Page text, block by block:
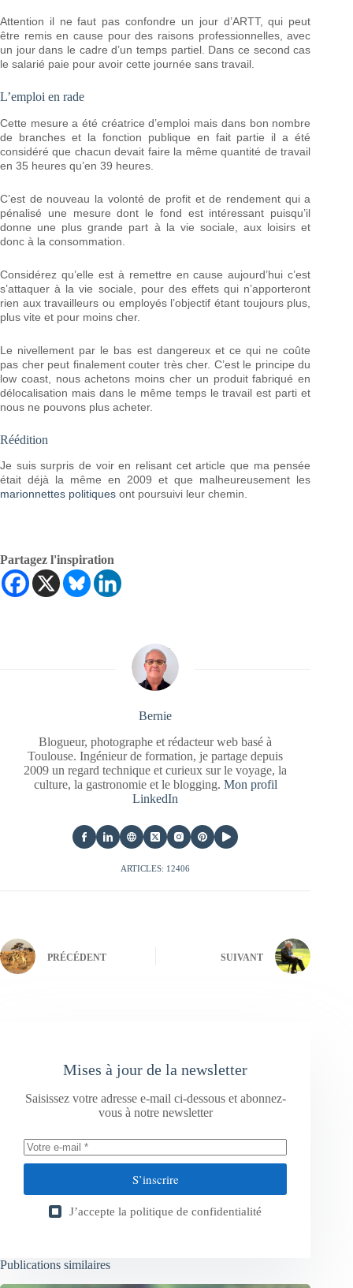
Attention il ne faut pas confondre un jour d’ARTT, qui peut
être remis en cause pour des raisons professionnelles, avec
un jour dans le cadre d’un temps partiel. Dans ce second cas
le salarié paie pour avoir cette journée sans travail.
L’emploi en rade
Cette mesure a été créatrice d’emploi mais dans bon nombre
de branches et la fonction publique en fait partie il a été
considéré que chacun devait faire la même quantité de travail
en 35 heures qu’en 39 heures.
C’est de nouveau la volonté de profit et de rendement qui a
pénalisé une mesure dont le fond est intéressant puisqu’il
donne une plus grande part à la vie sociale, aux loisirs et
donc à la consommation.
Considérez qu’elle est à remettre en cause aujourd’hui c’est
s’attaquer à la vie sociale, pour des effets qui n’apporteront
rien aux travailleurs ou employés l’objectif étant toujours plus,
plus vite et pour moins cher.
Le nivellement par le bas est dangereux et ce qui ne coûte
pas cher peut finalement couter très cher. C’est le principe du
low coast, nous achetons moins cher un produit fabriqué en
délocalisation mais dans le même temps le travail est parti et
nous ne pouvons plus acheter.
Réédition
Je suis surpris de voir en relisant cet article que ma pensée
était déjà la même en 2009 et que malheureusement les
marionnettes politiques ont poursuivi leur chemin.
Partagez l'inspiration
Bernie
Blogueur, photographe et rédacteur web basé à
Toulouse. Ingénieur de formation, je partage depuis
2009 un regard technique et curieux sur le voyage, la
culture, la gastronomie et le blogging. Mon profil
LinkedIn
ARTICLES: 12406
PRÉCÉDENT SUIVANT
Mises à jour de la newsletter
Saisissez votre adresse e-mail ci-dessous et abonnez-
vous à notre newsletter
S’inscrire
J’accepte la politique de confidentialité
Publications similaires